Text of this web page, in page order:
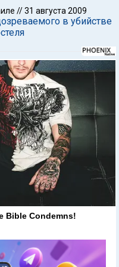
//31 августа 2009
в убийстве
Bible Condemns!